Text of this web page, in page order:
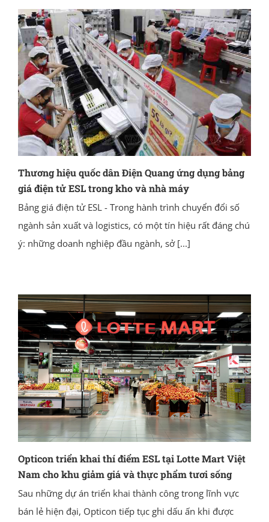
Thương hiệu quốc dân Điện Quang ứng dụng bảng
giá điện tử ESL trong kho và nhà máy
Bảng giá điện tử ESL - Trong hành trình chuyển đổi số
ngành sản xuất và logistics, có một tín hiệu rất đáng chú
ý: những doanh nghiệp đầu ngành, sở[...]
Opticon triển khai thí điểm ESL tại Lotte Mart Việt
Nam cho khu giảm giá và thực phẩm tươi sống
Sau những dự án triển khai thành công trong lĩnh vực
bán lẻ hiện đại, Opticon tiếp tục ghi dấu ấn khi được